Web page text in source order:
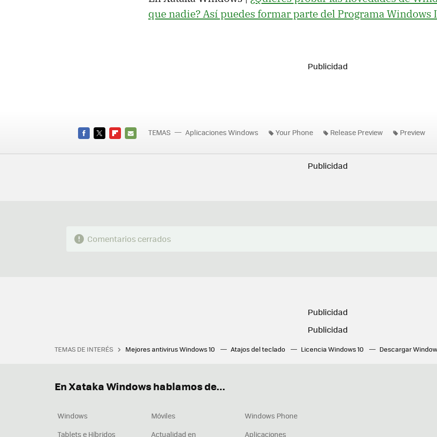
que nadie? Así puedes formar parte del Programa Windows
MAIL
TEMAS Aplicaciones Windows Your Phone Release Preview Preview
Comentarios cerrados
TEMAS DE INTERÉS Mejores antivirus Windows 10 Atajos del teclado Licencia Windows 10 Descargar
En Xataka Windows hablamos de...
Windows Móviles
Windows Phone
Tablets e Híbridos
Actualidad en Aplicaciones